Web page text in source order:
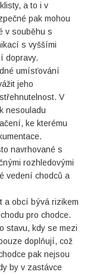
a to i v
pak mohou
v souběhu s
s vyššími
dopravy.
umísťování
jeho
V
nesouladu
ke kterému
navrhované s
rozhledovými
vedení chodců a
a obcí bývá rizikem
pro chodce.
stavu, kdy se mezi
doplňují, což
pak nejsou
by v zastávce